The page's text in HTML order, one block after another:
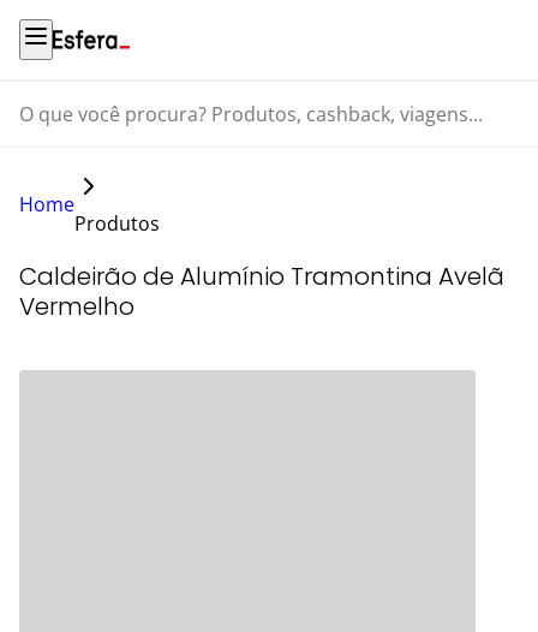
O que você procura? Produtos, cashback, viagens...
Home
Produtos
Caldeirão de Alumínio Tramontina Avelã
Vermelho